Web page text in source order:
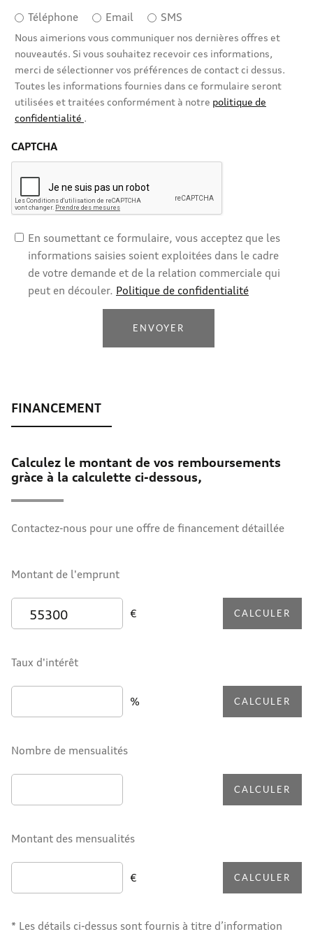
Téléphone Email SMS
Nous aimerions vous communiquer nos dernières offres et
nouveautés. Si vous souhaitez recevoir ces informations,
merci de sélectionner vos préférences de contact ci dessus.
Toutes les informations fournies dans ce formulaire seront
utilisées et traitées conformément à notre politique de
confidentialité .
CAPTCHA
En soumettant ce formulaire, vous acceptez que les
informations saisies soient exploitées dans le cadre
de votre demande et de la relation commerciale qui
peut en découler. Politique de confidentialité
ENVOYER
Calculez le montant de vos remboursements
gràce à la calculette ci-dessous,
Contactez-nous pour une offre de financement détaillée
Montant de l'emprunt
€ CALCULER
Taux d'intérêt
% CALCULER
Nombre de mensualités
CALCULER
Montant des mensualités
€ CALCULER
* Les détails ci-dessus sont fournis à titre d’information